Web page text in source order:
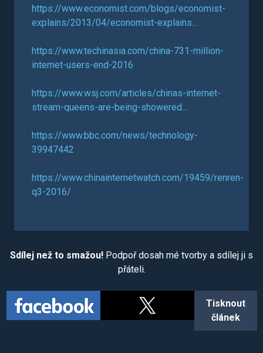
https://www.economist.com/blogs/economist-
explains/2013/04/economist-explains...
https://www.techinasia.com/china-731-million-
internet-users-end-2016
https://www.wsj.com/articles/chinas-internet-
stream-queens-are-being-showered...
https://www.bbc.com/news/technology-
39947442
https://www.chinainternetwatch.com/19459/renren-
q3-2016/
Sdílej než to smažou! Podpoř dosah mé tvorby a sdílej ji s
přáteli.
Tisknout
článek